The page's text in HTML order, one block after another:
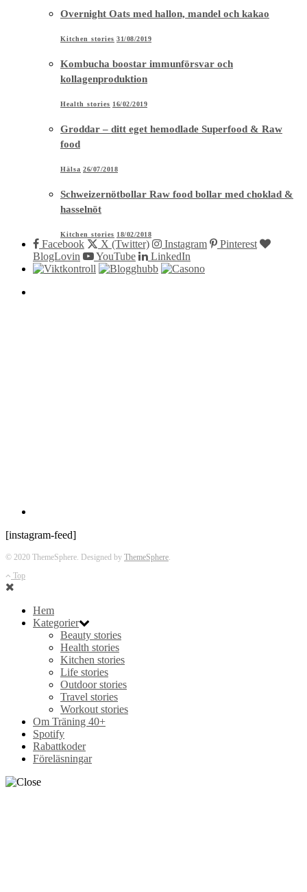
Overnight Oats med hallon, mandel och kakao
Kitchen stories 31/08/2019
Kombucha boostar immunförsvar och
kollagenproduktion
Health stories 16/02/2019
Groddar – ditt eget hemodlade Superfood & Raw
food
Hälsa 26/07/2018
Schweizernötbollar Raw food bollar med choklad &
hasselnöt
Kitchen stories 18/02/2018
Facebook X (Twitter) Instagram
Pinterest
BlogLovin
YouTube LinkedIn
[instagram-feed]
© 2020 ThemeSphere. Designed by ThemeSphere.
Top
Hem
Kategorier
Beauty stories
Health stories
Kitchen stories
Life stories
Outdoor stories
Travel stories
Workout stories
Om Träning 40+
Spotify
Rabattkoder
Föreläsningar